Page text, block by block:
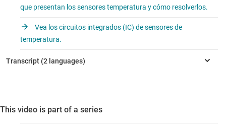
que presentan los sensores temperatura y cómo resolverlos.
Vea los circuitos integrados (IC) de sensores de
temperatura.
This video is part of a series